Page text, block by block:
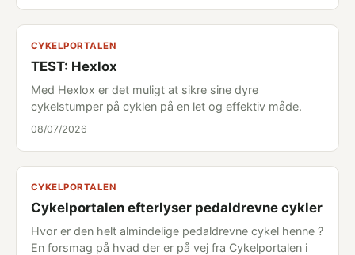
CYKELPORTALEN
TEST: Hexlox
Med Hexlox er det muligt at sikre sine dyre
cykelstumper på cyklen på en let og effektiv måde.
08/07/2026
CYKELPORTALEN
Cykelportalen efterlyser pedaldrevne cykler
Hvor er den helt almindelige pedaldrevne cykel henne ?
En forsmag på hvad der er på vej fra Cykelportalen i